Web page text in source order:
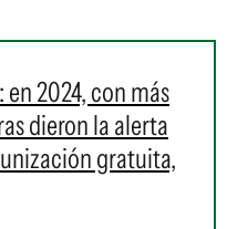
2024, con más
dieron la alerta
gratuita,